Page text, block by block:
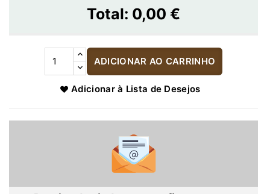
Total: 0,00 €
ADICIONAR AO CARRINHO
Adicionar à Lista de Desejos